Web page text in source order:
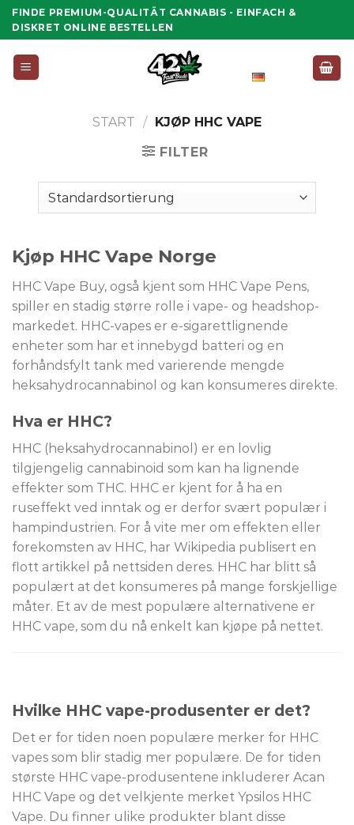
Zum
Inhalt
FINDE PREMIUM-QUALITÄT CANNABIS - EINFACH &
DISKRET ONLINE BESTELLEN
START / KJØP HHC VAPE
FILTER
Kjøp HHC Vape Norge
HHC Vape Buy, også kjent som HHC Vape Pens,
spiller en stadig større rolle i vape- og headshop-
markedet. HHC-vapes er e-sigarettlignende
enheter som har et innebygd batteri og en
forhåndsfylt tank med varierende mengde
heksahydrocannabinol og kan konsumeres direkte.
Hva er HHC?
HHC (heksahydrocannabinol) er en lovlig
tilgjengelig cannabinoid som kan ha lignende
effekter som THC. HHC er kjent for å ha en
ruseffekt ved inntak og er derfor svært populær i
hampindustrien. For å vite mer om effekten eller
forekomsten av HHC, har Wikipedia publisert en
flott artikkel på nettsiden deres. HHC har blitt så
populært at det konsumeres på mange forskjellige
måter. Et av de mest populære alternativene er
HHC vape, som du nå enkelt kan kjøpe på nettet.
Hvilke HHC vape-produsenter er det?
Det er for tiden noen populære merker for HHC
vapes som blir stadig mer populære. De for tiden
største HHC vape-produsentene inkluderer Acan
HHC Vape og det velkjente merket Ypsilos HHC
Vape. Du finner ulike produkter blant disse